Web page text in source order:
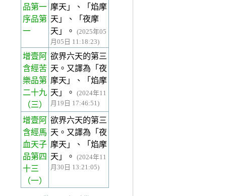
品第一
序品第
一
摩天」、「焰摩
天」、「夜摩
天」。
(2025年05
月05日 11:18:23)
增壹阿
含經苦
樂品第
二十九
（三）
欲界六天的第三
天。又譯為「夜
摩天」、「焰摩
天」。
(2024年11
月19日 17:46:51)
增壹阿
含經馬
血天子
品第四
十三
（一）
欲界六天的第三
天。又譯為「夜
摩天」、「焰摩
天」。
(2024年11
月30日 13:21:05)